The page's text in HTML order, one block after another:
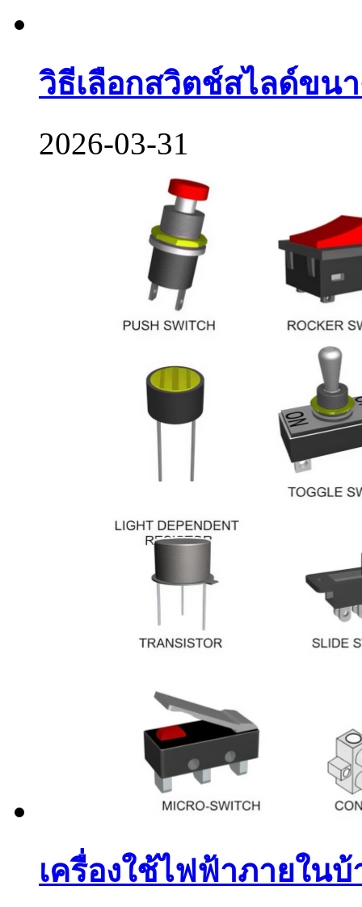
วิธีเลือกสวิตช์สไลด์ขน
2026-03-31
เครื่องใช้ไฟฟ้าภายใน